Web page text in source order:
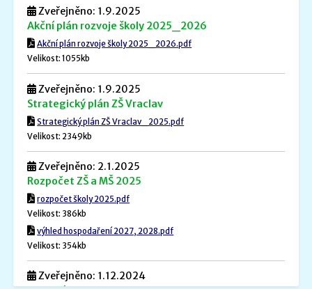
Zveřejněno: 1.9.2025
Akční plán rozvoje školy 2025_2026
Akční plán rozvoje školy 2025_2026.pdf
Velikost: 1055kb
Zveřejněno: 1.9.2025
Strategický plán ZŠ Vraclav
Strategický plán ZŠ Vraclav_2025.pdf
Velikost: 2349kb
Zveřejněno: 2.1.2025
Rozpočet ZŠ a MŠ 2025
rozpočet školy 2025.pdf
Velikost: 386kb
výhled hospodaření 2027, 2028.pdf
Velikost: 354kb
Zveřejněno: 1.12.2024